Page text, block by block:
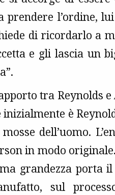
l’ordine,
di ricordarlo a
e gli lascia un
tra Reynolds
è
dell’uomo.
in modo
grandezza porta
sul